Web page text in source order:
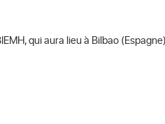
qui aura lieu à Bilbao